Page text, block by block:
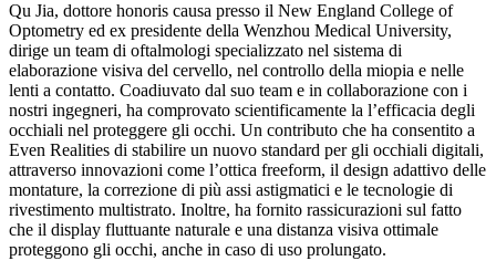
Qu Jia, dottore honoris causa presso il New England College of
Optometry ed ex presidente della Wenzhou Medical University,
dirige un team di oftalmologi specializzato nel sistema di
elaborazione visiva del cervello, nel controllo della miopia e nelle
lenti a contatto. Coadiuvato dal suo team e in collaborazione con i
nostri ingegneri, ha comprovato scientificamente la l’efficacia degli
occhiali nel proteggere gli occhi. Un contributo che ha consentito a
Even Realities di stabilire un nuovo standard per gli occhiali digitali,
attraverso innovazioni come l’ottica freeform, il design adattivo delle
montature, la correzione di più assi astigmatici e le tecnologie di
rivestimento multistrato. Inoltre, ha fornito rassicurazioni sul fatto
che il display fluttuante naturale e una distanza visiva ottimale
proteggono gli occhi, anche in caso di uso prolungato.